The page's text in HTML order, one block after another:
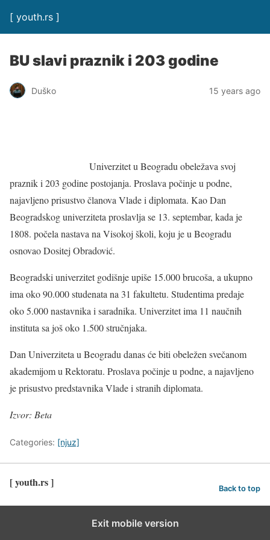
[ youth.rs ]
BU slavi praznik i 203 godine
Duško 15 years ago
Univerzitet u Beogradu obeležava svoj
praznik i 203 godine postojanja. Proslava počinje u podne,
najavljeno prisustvo članova Vlade i diplomata. Kao Dan
Beogradskog univerziteta proslavlja se 13. septembar, kada je
1808. počela nastava na Visokoj školi, koju je u Beogradu
osnovao Dositej Obradović.
Beogradski univerzitet godišnje upiše 15.000 brucoša, a ukupno
ima oko 90.000 studenata na 31 fakultetu. Studentima predaje
oko 5.000 nastavnika i saradnika. Univerzitet ima 11 naučnih
instituta sa još oko 1.500 stručnjaka.
Dan Univerziteta u Beogradu danas će biti obeležen svečanom
akademijom u Rektoratu. Proslava počinje u podne, a najavljeno
je prisustvo predstavnika Vlade i stranih diplomata.
Izvor: Beta
Categories: [njuz]
[ youth.rs ] Back to top
Exit mobile version